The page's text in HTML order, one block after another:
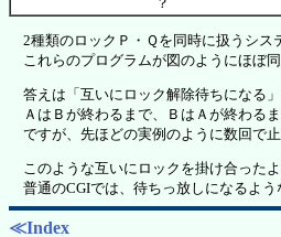
2種類のロックＰ・Ｑを同時に扱うシス
これらのプログラムが図のようにほぼ
答えは「互いにロック解除待ちになる」
ＡはＢが終わるまで、ＢはＡが終わる
ですが、先ほどの実例のように数回で
このような互いにロックを掛け合った
普通のCGIでは、待ちっ放しになるよう
≪Index